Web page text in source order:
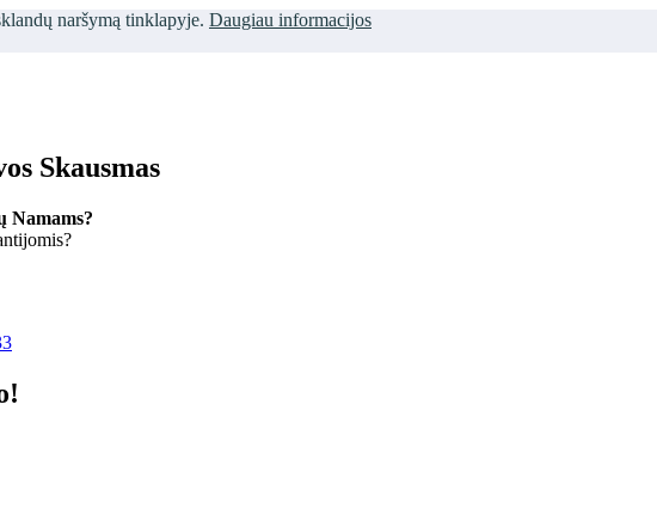
naršymą tinklapyje. Daugiau informacijos
Skausmas
Namams?